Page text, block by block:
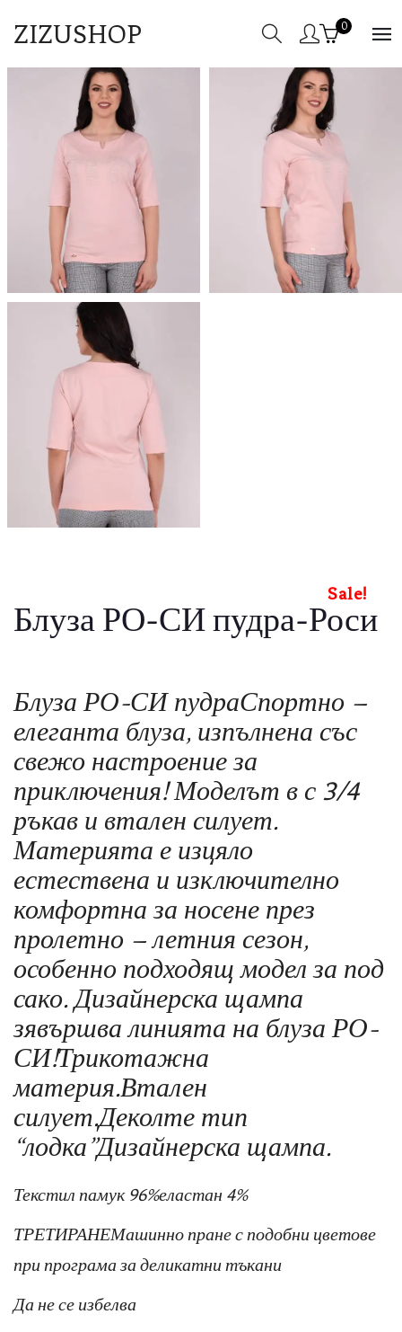
ZIZUSHOP 0
Блуза РО-СИ пудра-Роси
Sale!
Блуза РО-СИ пудраСпортно –
елеганта блуза, изпълнена със
свежо настроение за
приключения! Моделът в с 3/4
ръкав и втален силует.
Материята е изцяло
естествена и изключително
комфортна за носене през
пролетно – летния сезон,
особенно подходящ модел за под
сако. Дизайнерска щампа
зявършва линията на блуза РО-
СИ!Трикотажна
материя.Втален
силует.Деколте тип
“лодка”Дизайнерска щампа.
Текстил памук 96%еластан 4%
ТРЕТИРАНЕМашинно пране с подобни цветове
при програма за деликатни тъкани
Да не се избелва